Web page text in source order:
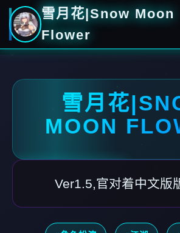
雪月花|Snow Moon
Flower
雪月花
MOON
Ver1.5,官对着中文版